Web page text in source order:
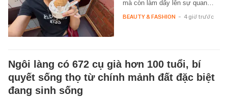
mà còn làm dấy lên sự quan…
BEAUTY & FASHION - 4 giờ trước
Ngôi làng có 672 cụ già hơn 100 tuổi, bí
quyết sống thọ từ chính mảnh đất đặc biệt
đang sinh sống